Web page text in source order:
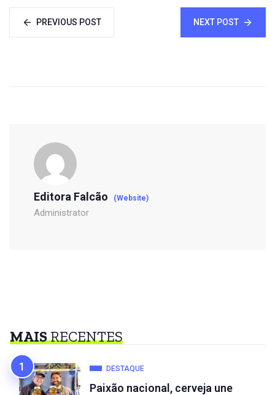
PREVIOUS POST NEXT POST
Editora Falcão (Website)
Administrator
MAISRECENTES
DESTAQUE
Paixão nacional, cerveja une